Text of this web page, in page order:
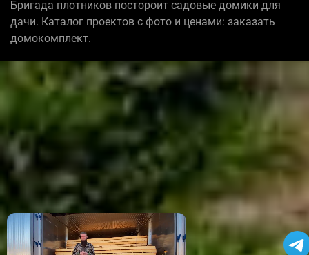
Бригада плотников постороит садовые домики для
дачи. Каталог проектов с фото и ценами: заказать
домокомплект.